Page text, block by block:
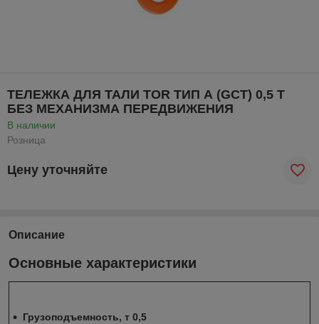
ТЕЛЕЖКА ДЛЯ ТАЛИ TOR ТИП А (GCT) 0,5 Т
БЕЗ МЕХАНИЗМА ПЕРЕДВИЖЕНИЯ
В наличии
Розница
Цену уточняйте
Описание
Основные характеристики
Грузоподъемность, т 0,5